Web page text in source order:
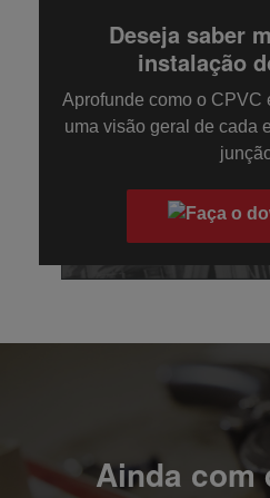
Deseja saber
instalação
Aprofunde como o CPVC
uma visão geral de cada
Ainda com